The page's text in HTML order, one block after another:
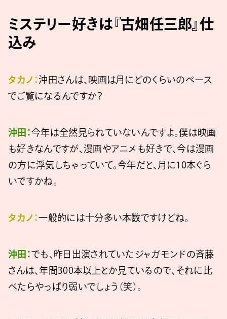
ミステリー好きは『古畑任三郎』仕
込み
タカノ：沖田さんは、映画は月にどのくらいのペース
でご覧になるんですか？
沖田：今年は全然見られていないんですよ。僕は映画
も好きなんですが、漫画やアニメも好きで、今は漫画
の方に浮気しちゃっていて。今年だと、月に10本ぐら
いですかね。
タカノ：一般的には十分多い本数ですけどね。
沖田：でも、昨日出演されていたジャガモンドの斉藤
さんは、年間300本以上とか見ているので、それに比
べたらやっぱり弱いでしょう（笑）。